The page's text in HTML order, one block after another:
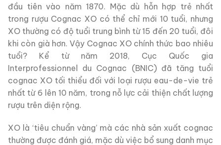
đầu tiên vào năm 1870. Mặc dù hỗn hợp trẻ nhất
trong rượu Cognac XO có thể chỉ mới 10 tuổi, nhưng
XO thường có độ tuổi trung bình từ 15 đến 20 tuổi, đôi
khi còn già hơn. Vậy Cognac XO chính thức bao nhiêu
tuổi? Kể từ năm 2018, Cục Quốc gia
Interprofessionnel du Cognac (BNIC) đã tăng tuổi
cognac XO tối thiểu đối với loại rượu eau-de-vie trẻ
nhất từ 6 lên 10 năm, trong nỗ lực cải thiện chất lượng
rượu trên diện rộng.
XO là ‘tiêu chuẩn vàng’ mà các nhà sản xuất cognac
thường được đánh giá, mặc dù việc bổ sung danh mục